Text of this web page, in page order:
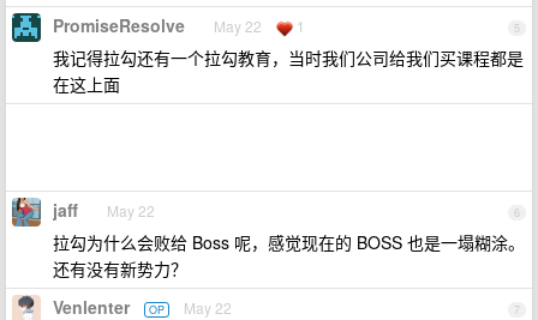
5
PromiseResolve May 22 1
我记得拉勾还有一个拉勾教育，当时我们公司给我们买课程都是
在这上面
6
jaff May 22
拉勾为什么会败给 Boss 呢，感觉现在的 BOSS 也是一塌糊涂。
还有没有新势力？
7
Venlenter OP May 22